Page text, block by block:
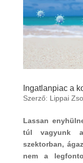
Ingatlanpiac a
Szerző: Lippai
Lassan
túl vagyunk
szektorban,
nem a